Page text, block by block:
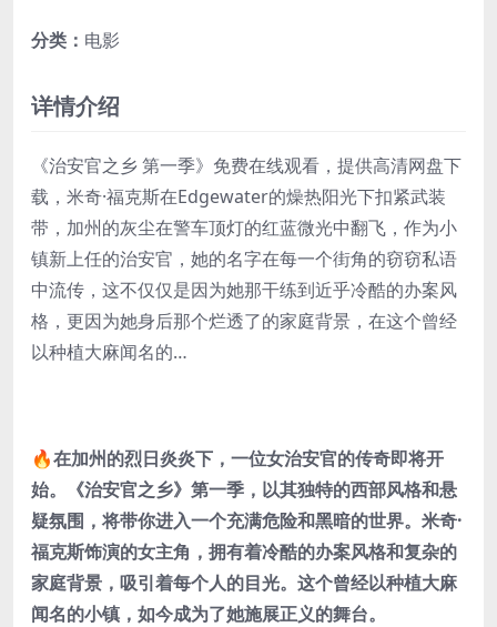
分类： 电影
详情介绍
《治安官之乡 第一季》免费在线观看，提供高清网盘下
载，米奇·福克斯在Edgewater的燥热阳光下扣紧武装
带，加州的灰尘在警车顶灯的红蓝微光中翻飞，作为小
镇新上任的治安官，她的名字在每一个街角的窃窃私语
中流传，这不仅仅是因为她那干练到近乎冷酷的办案风
格，更因为她身后那个烂透了的家庭背景，在这个曾经
以种植大麻闻名的…
🔥在加州的烈日炎炎下，一位女治安官的传奇即将开
始。《治安官之乡》第一季，以其独特的西部风格和悬
疑氛围，将带你进入一个充满危险和黑暗的世界。米奇·
福克斯饰演的女主角，拥有着冷酷的办案风格和复杂的
家庭背景，吸引着每个人的目光。这个曾经以种植大麻
闻名的小镇，如今成为了她施展正义的舞台。